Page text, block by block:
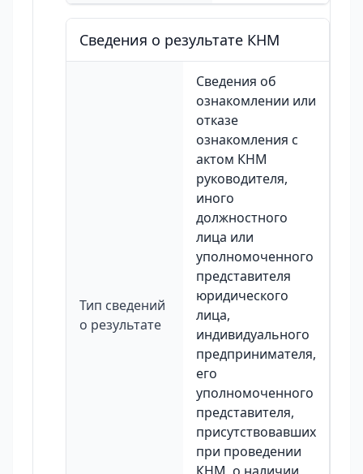
Сведения о результате КНМ
Тип сведений
о результате
Сведения об
ознакомлении или
отказе
ознакомления с
актом КНМ
руководителя,
иного
должностного
лица или
уполномоченного
представителя
юридического
лица,
индивидуального
предпринимателя,
его
уполномоченного
представителя,
присутствовавших
при проведении